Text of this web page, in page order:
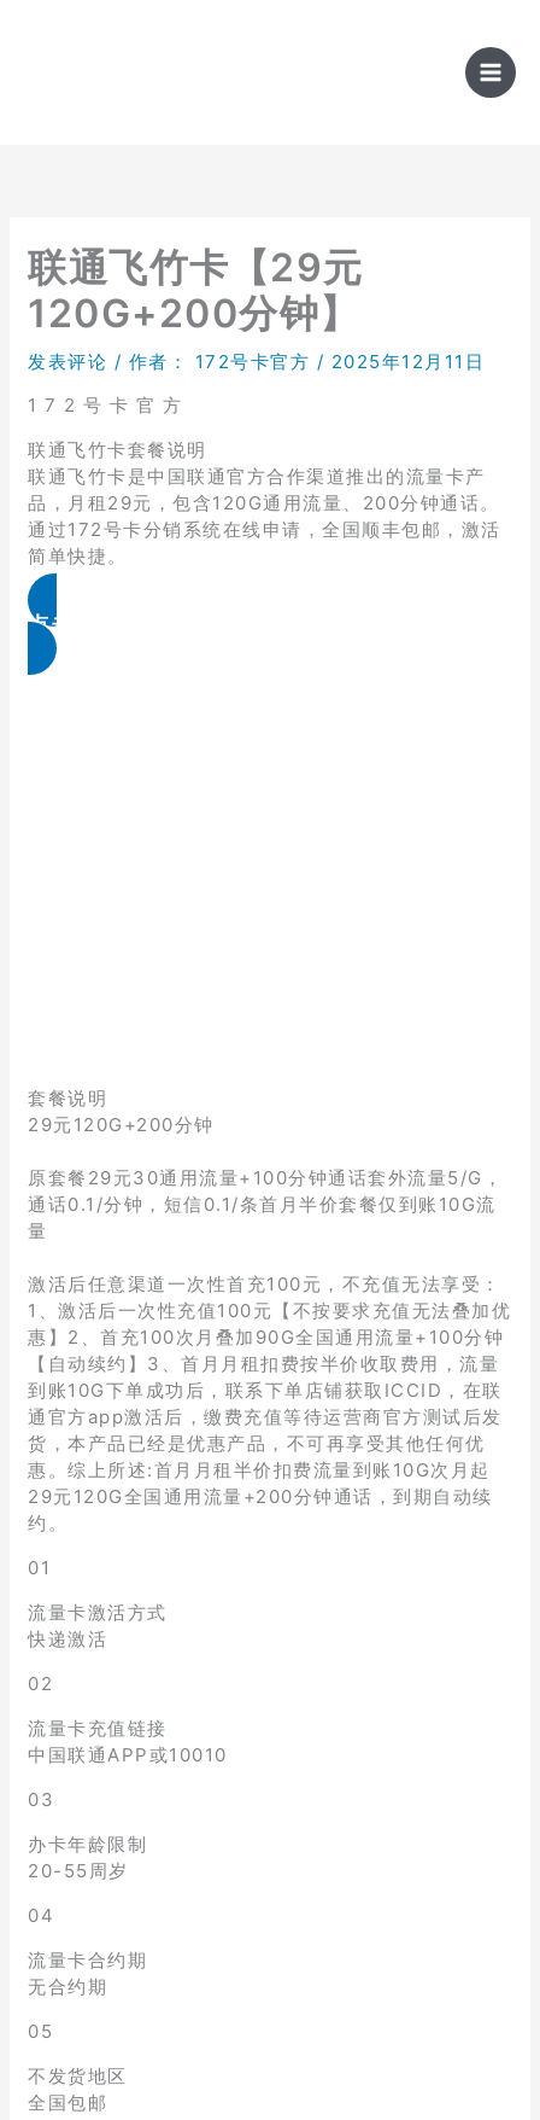
联通飞竹卡【29元
120G+200分钟】
发表评论 / 作者： 172号卡官方 / 2025年12月11日
1 7 2 号 卡 官 方
联通飞竹卡套餐说明
联通飞竹卡是中国联通官方合作渠道推出的流量卡产
品，月租29元，包含120G通用流量、200分钟通话。
通过172号卡分销系统在线申请，全国顺丰包邮，激活
简单快捷。
点击免费领取
套餐说明
29元120G+200分钟
原套餐29元30通用流量+100分钟通话套外流量5/G，
通话0.1/分钟，短信0.1/条首月半价套餐仅到账10G流
量
激活后任意渠道一次性首充100元，不充值无法享受：
1、激活后一次性充值100元【不按要求充值无法叠加优
惠】2、首充100次月叠加90G全国通用流量+100分钟
【自动续约】3、首月月租扣费按半价收取费用，流量
到账10G下单成功后，联系下单店铺获取ICCID，在联
通官方app激活后，缴费充值等待运营商官方测试后发
货，本产品已经是优惠产品，不可再享受其他任何优
惠。综上所述:首月月租半价扣费流量到账10G次月起
29元120G全国通用流量+200分钟通话，到期自动续
约。
01
流量卡激活方式
快递激活
02
流量卡充值链接
中国联通APP或10010
03
办卡年龄限制
20-55周岁
04
流量卡合约期
无合约期
05
不发货地区
全国包邮